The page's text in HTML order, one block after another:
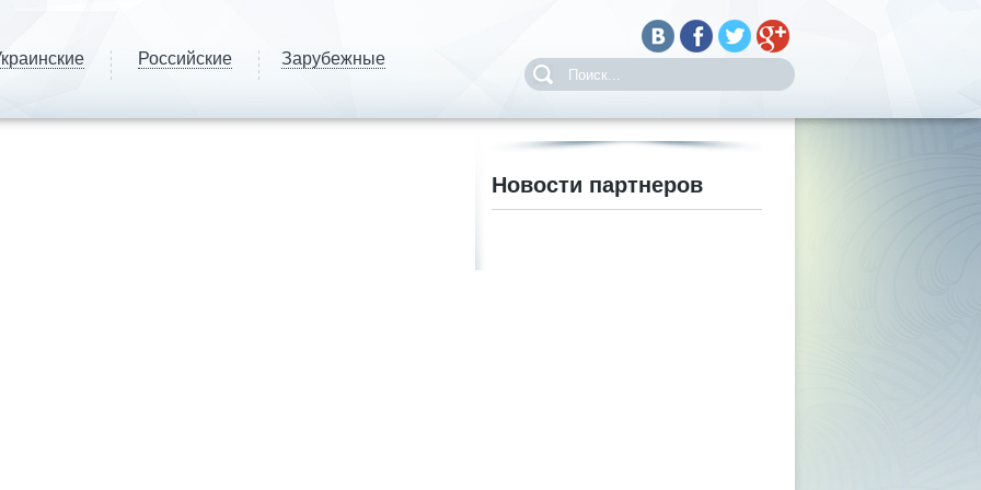
Российские Зарубежные
Новости партнеров